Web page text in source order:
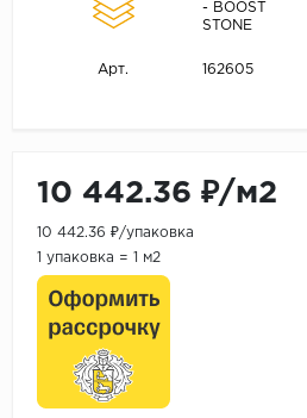
- BOOST
STONE
Арт. 162605
10 442.36 ₽/м2
10 442.36 ₽/упаковка
1 упаковка = 1 м2